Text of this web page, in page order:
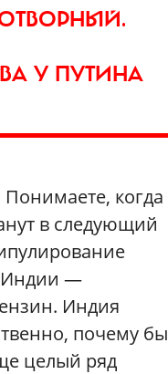
У ПУТИНА
когда
в следующий
Индии —
Индия
почему бы
целый ряд